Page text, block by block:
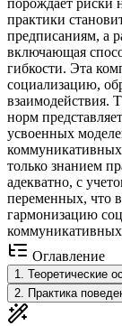
практики
предписаниям, а
включающая
гибкости. Эта
социализацию,
взаимодействия.
норм
усвоенных
коммуникативных
только знанием
адекватно, с
переменных, что
гармонизацию
Оглавление
1
Теоретические
2 Практика